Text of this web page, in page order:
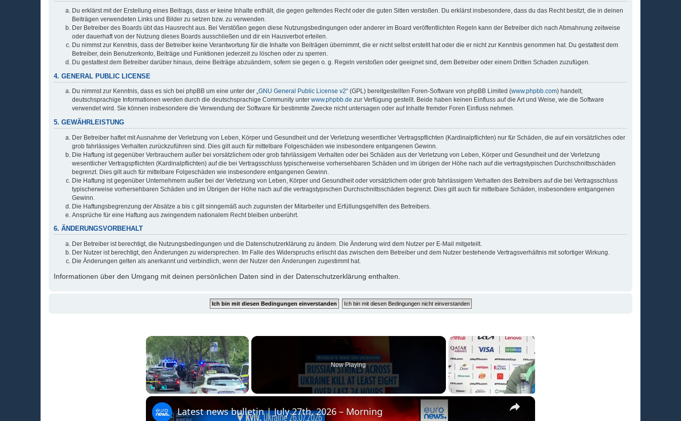
Du erklärst mit der Erstellung eines Beitrags, dass er keine Inhalte enthält, die gegen geltendes Recht oder die guten Sitten verstoßen. Du erklärst insbesondere, dass du das Recht besitzt, die in deinen
Beiträgen verwendeten Links und Bilder zu setzen bzw. zu verwenden.
Der Betreiber des Boards übt das Hausrecht aus. Bei Verstößen gegen diese Nutzungsbedingungen oder anderer im Board veröffentlichten Regeln kann der Betreiber dich nach Abmahnung zeitweise
oder dauerhaft von der Nutzung dieses Boards ausschließen und dir ein Hausverbot erteilen.
Du nimmst zur Kenntnis, dass der Betreiber keine Verantwortung für die Inhalte von Beiträgen übernimmt, die er nicht selbst erstellt hat oder die er nicht zur Kenntnis genommen hat. Du gestattest dem
Betreiber, dein Benutzerkonto, Beiträge und Funktionen jederzeit zu löschen oder zu sperren.
Du gestattest dem Betreiber darüber hinaus, deine Beiträge abzuändern, sofern sie gegen o. g. Regeln verstoßen oder geeignet sind, dem Betreiber oder einem Dritten Schaden zuzufügen.
4. GENERAL PUBLIC LICENSE
Du nimmst zur Kenntnis, dass es sich bei phpBB um eine unter der „GNU General Public License v2“ (GPL) bereitgestellten Foren-Software von phpBB Limited (www.phpbb.com) handelt;
deutschsprachige Informationen werden durch die deutschsprachige Community unter www.phpbb.de zur Verfügung gestellt. Beide haben keinen Einfluss auf die Art und Weise, wie die Software
verwendet wird. Sie können insbesondere die Verwendung der Software für bestimmte Zwecke nicht untersagen oder auf Inhalte fremder Foren Einfluss nehmen.
5. GEWÄHRLEISTUNG
Der Betreiber haftet mit Ausnahme der Verletzung von Leben, Körper und Gesundheit und der Verletzung wesentlicher Vertragspflichten (Kardinalpflichten) nur für Schäden, die auf ein vorsätzliches oder
grob fahrlässiges Verhalten zurückzuführen sind. Dies gilt auch für mittelbare Folgeschäden wie insbesondere entgangenen Gewinn.
Die Haftung ist gegenüber Verbrauchern außer bei vorsätzlichem oder grob fahrlässigem Verhalten oder bei Schäden aus der Verletzung von Leben, Körper und Gesundheit und der Verletzung
wesentlicher Vertragspflichten (Kardinalpflichten) auf die bei Vertragsschluss typischerweise vorhersehbaren Schäden und im übrigen der Höhe nach auf die vertragstypischen Durchschnittsschäden
begrenzt. Dies gilt auch für mittelbare Folgeschäden wie insbesondere entgangenen Gewinn.
Die Haftung ist gegenüber Unternehmern außer bei der Verletzung von Leben, Körper und Gesundheit oder vorsätzlichem oder grob fahrlässigem Verhalten des Betreibers auf die bei Vertragsschluss
typischerweise vorhersehbaren Schäden und im Übrigen der Höhe nach auf die vertragstypischen Durchschnittsschäden begrenzt. Dies gilt auch für mittelbare Schäden, insbesondere entgangenen
Gewinn.
Die Haftungsbegrenzung der Absätze a bis c gilt sinngemäß auch zugunsten der Mitarbeiter und Erfüllungsgehilfen des Betreibers.
Ansprüche für eine Haftung aus zwingendem nationalem Recht bleiben unberührt.
6. ÄNDERUNGSVORBEHALT
Der Betreiber ist berechtigt, die Nutzungsbedingungen und die Datenschutzerklärung zu ändern. Die Änderung wird dem Nutzer per E-Mail mitgeteilt.
Der Nutzer ist berechtigt, den Änderungen zu widersprechen. Im Falle des Widerspruchs erlischt das zwischen dem Betreiber und dem Nutzer bestehende Vertragsverhältnis mit sofortiger Wirkung.
Die Änderungen gelten als anerkannt und verbindlich, wenn der Nutzer den Änderungen zugestimmt hat.
Informationen über den Umgang mit deinen persönlichen Daten sind in der Datenschutzerklärung enthalten.
×
Now Playing
×
Latest news bulletin | July 27th, 2026 – Morning